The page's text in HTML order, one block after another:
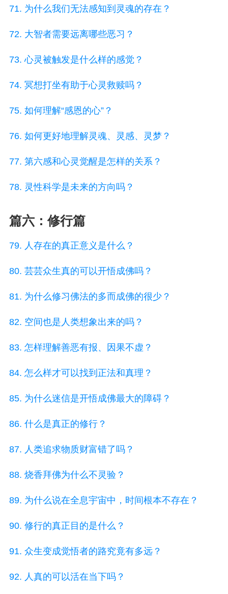
71. 为什么我们无法感知到灵魂的存在？
72. 大智者需要远离哪些恶习？
73. 心灵被触发是什么样的感觉？
74. 冥想打坐有助于心灵救赎吗？
75. 如何理解“感恩的心”？
76. 如何更好地理解灵魂、灵感、灵梦？
77. 第六感和心灵觉醒是怎样的关系？
78. 灵性科学是未来的方向吗？
篇六：修行篇
79. 人存在的真正意义是什么？
80. 芸芸众生真的可以开悟成佛吗？
81. 为什么修习佛法的多而成佛的很少？
82. 空间也是人类想象出来的吗？
83. 怎样理解善恶有报、因果不虚？
84. 怎么样才可以找到正法和真理？
85. 为什么迷信是开悟成佛最大的障碍？
86. 什么是真正的修行？
87. 人类追求物质财富错了吗？
88. 烧香拜佛为什么不灵验？
89. 为什么说在全息宇宙中，时间根本不存在？
90. 修行的真正目的是什么？
91. 众生变成觉悟者的路究竟有多远？
92. 人真的可以活在当下吗？